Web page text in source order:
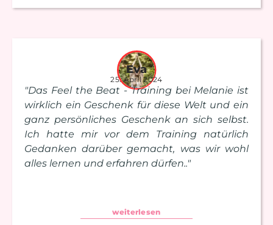
Eva
25. April 2024
"Das Feel the Beat - Training bei Melanie ist
wirklich ein Geschenk für diese Welt und ein
ganz persönliches Geschenk an sich selbst.
Ich hatte mir vor dem Training natürlich
Gedanken darüber gemacht, was wir wohl
alles lernen und erfahren dürfen.."
weiterlesen